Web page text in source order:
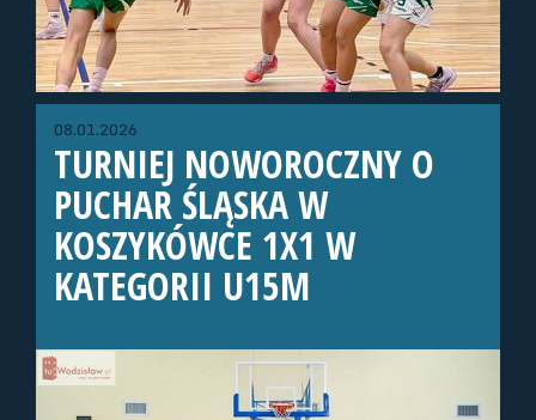
08.01.2026
TURNIEJ NOWOROCZNY O
PUCHAR ŚLĄSKA W
KOSZYKÓWCE 1X1 W
KATEGORII U15M